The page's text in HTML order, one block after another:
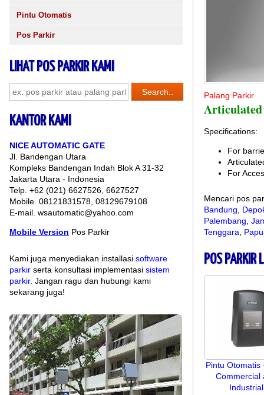
Pintu Otomatis
Pos Parkir
LIHAT POS PARKIR KAMI
KANTOR KAMI
NICE AUTOMATIC GATE
Jl. Bandengan Utara
Kompleks Bandengan Indah Blok A 31-32
Jakarta Utara - Indonesia
Telp. +62 (021) 6627526, 6627527
Mobile. 08121831578, 08129679108
E-mail. wsautomatic@yahoo.com
Mobile Version Pos Parkir
Kami juga menyediakan installasi software
parkir serta konsultasi implementasi sistem
parkir. Jangan ragu dan hubungi kami
sekarang juga!
Palang Parkir
Articulated
Specifications:
For
For
Mencari pos
Bandung
Palembang
Tenggara
POS PARKIR
Pintu Otomatis
Commercial
Industrial